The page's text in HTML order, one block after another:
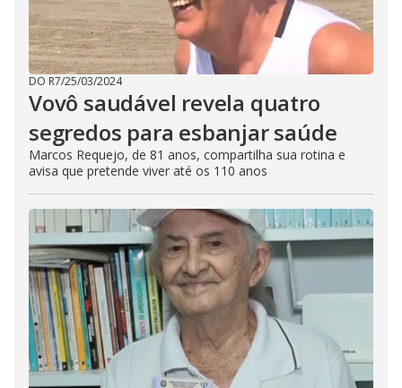
DO R7/25/03/2024
Vovô saudável revela quatro
segredos para esbanjar saúde
Marcos Requejo, de 81 anos, compartilha sua rotina e
avisa que pretende viver até os 110 anos